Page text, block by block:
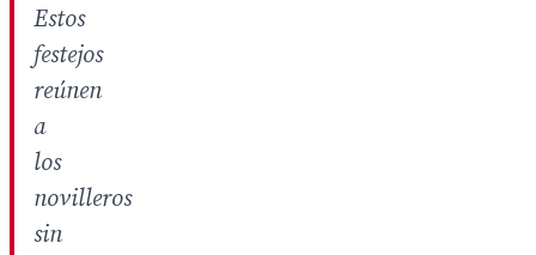
Estos
festejos
reúnen
a
los
novilleros
sin